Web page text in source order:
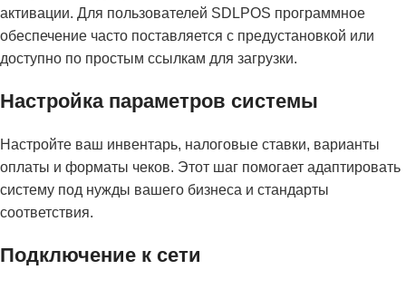
активации. Для пользователей SDLPOS программное
обеспечение часто поставляется с предустановкой или
доступно по простым ссылкам для загрузки.
Настройка параметров системы
Настройте ваш инвентарь, налоговые ставки, варианты
оплаты и форматы чеков. Этот шаг помогает адаптировать
систему под нужды вашего бизнеса и стандарты
соответствия.
Подключение к сети